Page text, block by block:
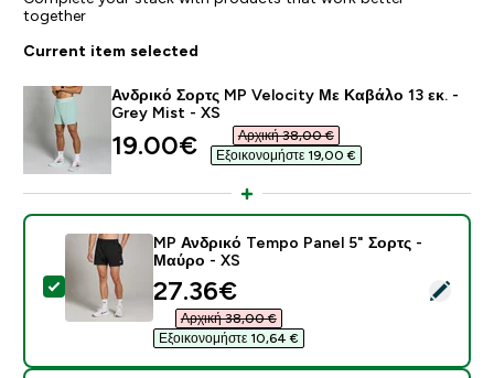
together
Current item selected
Ανδρικό Σορτς MP Velocity Με Καβάλο 13 εκ. -
Grey Mist - XS
discounted price
19.00€‎
Αρχική 38,00 €‎
Εξοικονομήστε 19,00 €‎
Select this product - MP Ανδρικό Tempo Panel 5"
MP Ανδρικό Tempo Panel 5" Σορτς -
Μαύρο - XS
discounted price
27.36€‎
Αρχική 38,00 €‎
Εξοικονομήστε 10,64 €‎